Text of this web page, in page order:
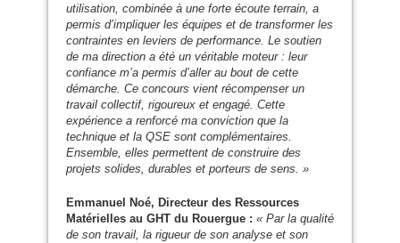
utilisation, combinée à une forte écoute terrain, a
permis d’impliquer les équipes et de transformer les
contraintes en leviers de performance. Le soutien
de ma direction a été un véritable moteur : leur
confiance m’a permis d’aller au bout de cette
démarche. Ce concours vient récompenser un
travail collectif, rigoureux et engagé. Cette
expérience a renforcé ma conviction que la
technique et la QSE sont complémentaires.
Ensemble, elles permettent de construire des
projets solides, durables et porteurs de sens. »
Emmanuel Noé, Directeur des Ressources
Matérielles au GHT du Rouergue : « Par la qualité
de son travail, la rigueur de son analyse et son